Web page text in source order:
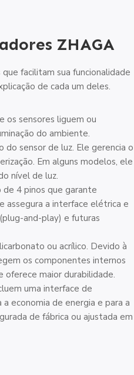
ZHAGA
facilitam sua funcionalidade
de cada um deles.
os sensores liguem ou
do ambiente.
sensor de luz. Ele gerencia o
Em alguns modelos, ele
nível de luz.
4 pinos que garante
assegura a interface elétrica e
and-play) e futuras
ou acrílico. Devido à
os componentes internos
oferece maior durabilidade.
uma interface de
economia de energia e para a
de fábrica ou ajustada em